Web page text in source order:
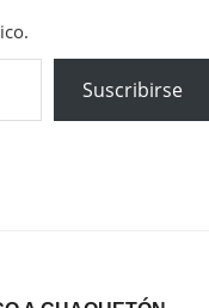
Suscribirse